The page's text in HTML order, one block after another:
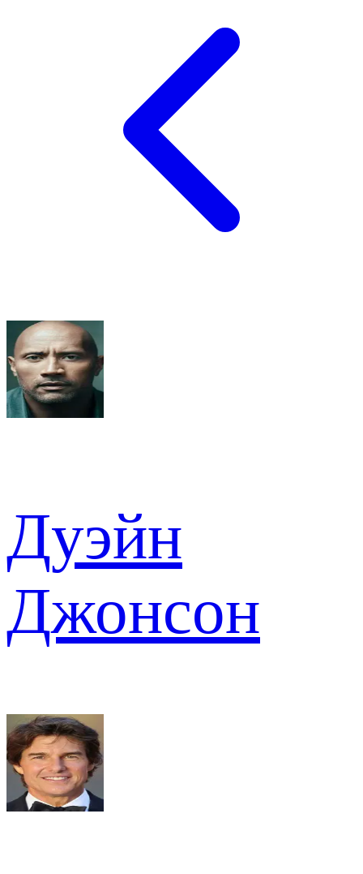
Дуэйн
Джонсон